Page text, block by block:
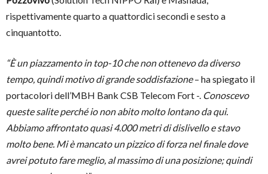
rispettivamente quarto a quattordici secondi e sesto a
cinquantotto.
“È un piazzamento in top-10 che non ottenevo da diverso
tempo, quindi motivo di grande soddisfazione– ha spiegato il
portacolori dell’MBH Bank CSB Telecom Fort -. Conoscevo
queste salite perché io non abito molto lontano da qui.
Abbiamo affrontato quasi 4.000 metri di dislivello e stavo
molto bene. Mi è mancato un pizzico di forza nel finale dove
avrei potuto fare meglio, al massimo di una posizione; quindi